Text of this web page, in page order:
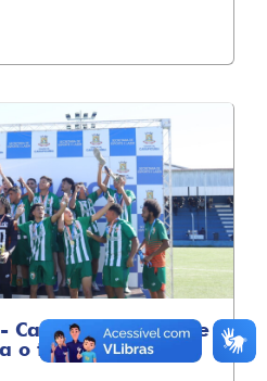
- Camaleão vence de
o título